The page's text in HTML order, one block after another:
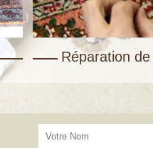
Réparation